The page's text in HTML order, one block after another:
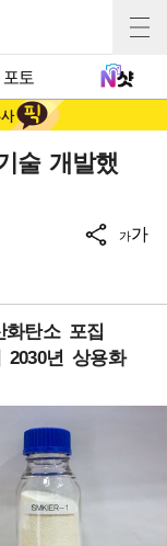
포토
술 개발했
가가
화탄소 포집
년 상용화